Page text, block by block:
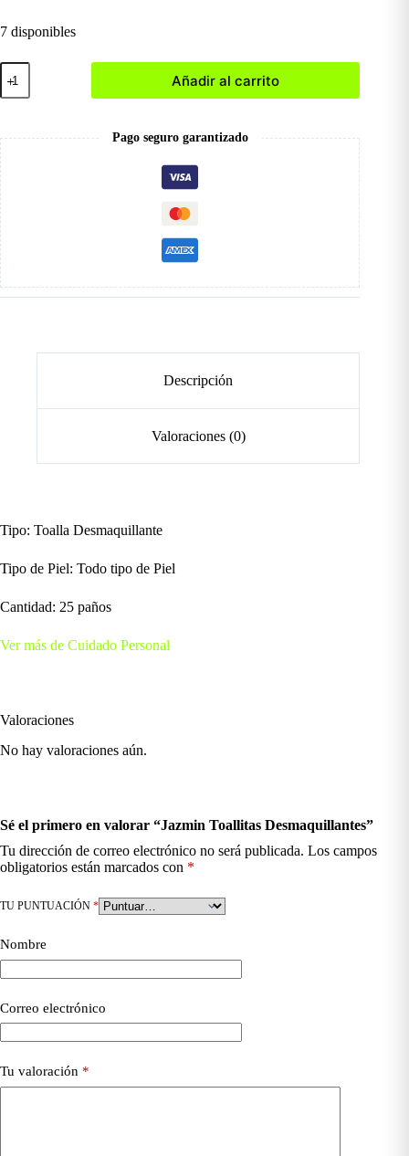
7 disponibles
Jazmin
Toallitas
Desmaquillantes
Añadir al carrito
Pago seguro garantizado
Descripción
Valoraciones (0)
Tipo: Toalla Desmaquillante
Tipo de Piel: Todo tipo de Piel
Cantidad: 25 paños
Ver más de Cuidado Personal
Valoraciones
No hay valoraciones aún.
Sé el primero en valorar “Jazmin Toallitas Desmaquillantes”
Tu dirección de correo electrónico no será publicada. Los campos
obligatorios están marcados con *
TU PUNTUACIÓN *
Nombre
Correo electrónico
Tu valoración *